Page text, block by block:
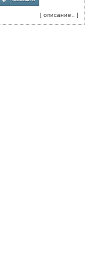
[ описание.. ]